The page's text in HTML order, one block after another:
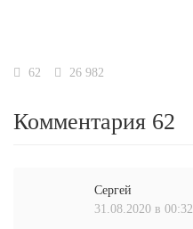
62 26 982
Комментария 62
Сергей
31.08.2020 в 00:32